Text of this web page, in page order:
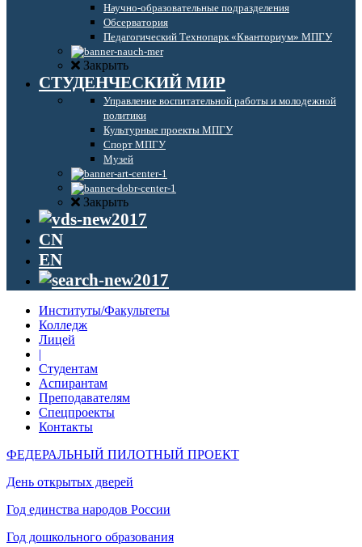
Научно-образовательные подразделения
Обсерватория
Педагогический Технопарк «Кванториум» МПГУ
Закрыть
СТУДЕНЧЕСКИЙ МИР
Управление воспитательной работы и молодежной
политики
Культурные проекты МПГУ
Спорт МПГУ
Музей
Закрыть
CN
EN
Институты/Факультеты
Колледж
Лицей
|
Студентам
Аспирантам
Преподавателям
Спецпроекты
Контакты
ФЕДЕРАЛЬНЫЙ ПИЛОТНЫЙ ПРОЕКТ
День открытых дверей
Год единства народов России
Год дошкольного образования